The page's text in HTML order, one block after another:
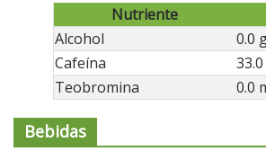
Nutriente
Alcohol
0.0
Cafeína
Teobromina
0.0
Bebidas